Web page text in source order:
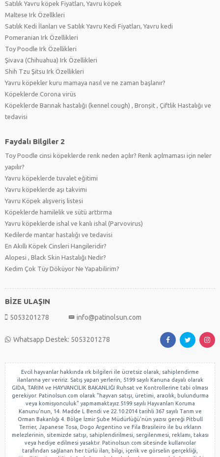
Satılık Yavru köpek Fiyatları, Yavru köpek
Maltese Irk Özellkleri
Satılık Kedi İlanları ve Satılık Yavru Kedi Fiyatları, Yavru kedi
Pomeranian Irk Özellikleri
Toy Poodle Irk Özellikleri
Şivava (Chihuahua) Irk Özellikleri
Shih Tzu Şitsu Irk Özellikleri
Yavru köpekler kuru mamaya nasıl ve ne zaman başlanır?
Köpeklerde Corona virüs
Köpeklerde Barınak hastalığı (kennel cough) , Bronşit , Çiftlik Hastalığı ve
tedavisi
Faydalı Bilgiler 2
Toy Poodle cinsi köpeklerde renk neden açılır? Renk açılmaması için neler
yapılır?
Yavru köpeklerde tuvalet eğitimi
Yavru köpeklerde aşı takvimi
Yavru Köpek alışveriş listesi
Köpeklerde hamilelik ve sütü arttırma
Yavru köpeklerde ishal ve kanlı ishal (Parvovirus)
Kedilerde mantar hastalığı ve tedavisi
En Akıllı Köpek Cinsleri Hangileridir?
Alopesi , Black Skin Hastalığı Nedir?
Kedim Çok Tüy Döküyor Ne Yapabilirim?
BİZE ULAŞIN
5053201278 info@patinolsun.com
Whatsapp Destek: 5053201278
Evcil hayvanlar hakkında ırk bilgileri ile ücretsiz olarak, sahiplendirme
ilanlarına yer veririz. Satış yapan yerlerin, 5199 sayılı Kanuna dayalı olarak
GIDA, TARIM ve HAYVANCILIK BAKANLIĞI Ruhsat ve Kontrollerine tabi olması
gerekiyor. Patinolsun.com olarak "hayvan satışı, üretimi, aracılık, bulundurma
veya komisyonculuk" yapmamaktayız.5199 sayılı Hayvanları Koruma
Kanunu'nun, 14. Madde L Bendi ve 22.10.2014 tarihli 367 sayılı Tarım ve
Orman Bakanlığı 4. Bölge İzmir Şube Müdürlüğü'nün yazısı gereği Pitbull
Terrier, Japanese Tosa, Dogo Argentino ve Fila Brasileiro ile bu ırkların
melezlerinin, sitemizde satışı, sahiplendirilmesi, sergilenmesi, reklamı, takası
veya hediye edilmesi yasaktır. Patinolsun.com sitesinde kullanıcılar
tarafından sağlanan her türlü ilan, bilgi, içerik ve görselin gerçekliği,